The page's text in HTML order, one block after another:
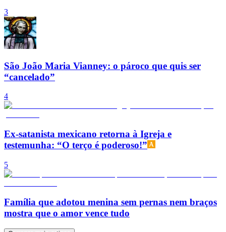
3
São João Maria Vianney: o pároco que quis ser
“cancelado”
4
Ex-satanista mexicano retorna à Igreja e
testemunha: “O terço é poderoso!”
5
Família que adotou menina sem pernas nem braços
mostra que o amor vence tudo